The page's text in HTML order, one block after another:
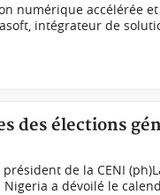
numérique accélérée
intégrateur de
des élections
de la CENI
Nigeria a dévoilé le